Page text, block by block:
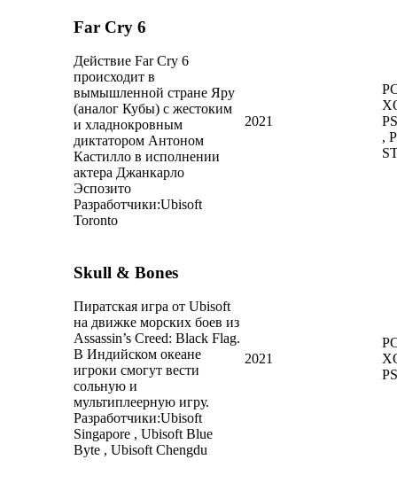
Far Cry 6
Действие Far Cry 6
происходит в
вымышленной стране Яру
(аналог Кубы) с жестоким
и хладнокровным
диктатором Антоном
Кастилло в исполнении
актера Джанкарло
Эспозито
Разработчики:Ubisoft
Toronto
2021
,
Skull & Bones
Пиратская игра от Ubisoft
на движке морских боев из
Assassin’s Creed: Black Flag.
В Индийском океане
игроки смогут вести
сольную и
мультиплеерную игру.
Разработчики:Ubisoft
Singapore , Ubisoft Blue
Byte , Ubisoft Chengdu
2021